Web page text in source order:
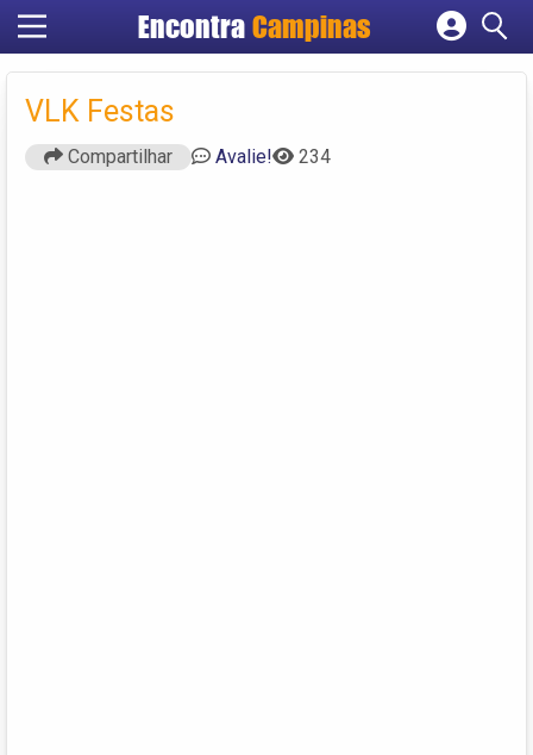
Encontra Campinas
Cadastrar empresa
VLK Festas
Compartilhar Avalie! 234